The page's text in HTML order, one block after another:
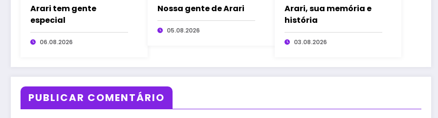
Arari tem gente
especial
06.08.2026
Nossa gente de Arari
05.08.2026
Arari, sua memória e
história
03.08.2026
PUBLICAR COMENTÁRIO